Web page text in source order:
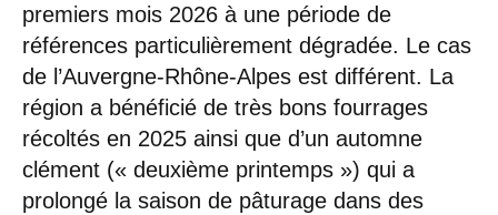
premiers mois 2026 à une période de
références particulièrement dégradée. Le cas
de l’Auvergne-Rhône-Alpes est différent. La
région a bénéficié de très bons fourrages
récoltés en 2025 ainsi que d’un automne
clément (« deuxième printemps ») qui a
prolongé la saison de pâturage dans des